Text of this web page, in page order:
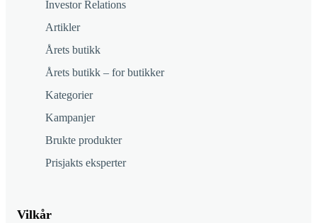
Investor Relations
Artikler
Årets butikk
Årets butikk – for butikker
Kategorier
Kampanjer
Brukte produkter
Prisjakts eksperter
Vilkår